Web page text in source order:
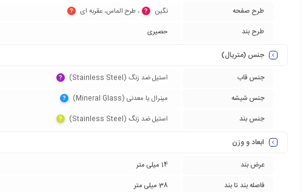
طرح صفحه نگین‏ ? ‏، طرح الماس، عقربه ای‏ ?
طرح بند حصیری
جنس (متریال)
جنس قاب استیل ضد زنگ (Stainless Steel)‏ ?
جنس شیشه مینرال یا معدنی (Mineral Glass)‏ ?
جنس بند استیل ضد زنگ (Stainless Steel)‏ ?
ابعاد و وزن
عرض بند
14 میلی متر
فاصله بند تا بند
38 میلی متر